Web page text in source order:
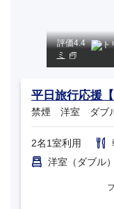
評価4.4
ミ
平日旅行応援
禁煙 洋室 ダブ
2名1室利用
洋室（ダブル